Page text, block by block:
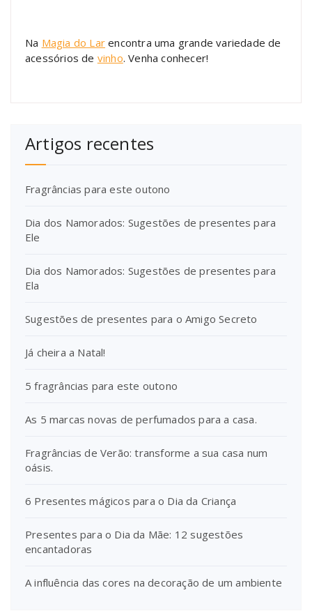
Na Magia do Lar encontra uma grande variedade de
acessórios de vinho. Venha conhecer!
Artigos recentes
Fragrâncias para este outono
Dia dos Namorados: Sugestões de presentes para
Ele
Dia dos Namorados: Sugestões de presentes para
Ela
Sugestões de presentes para o Amigo Secreto
Já cheira a Natal!
5 fragrâncias para este outono
As 5 marcas novas de perfumados para a casa.
Fragrâncias de Verão: transforme a sua casa num
oásis.
6 Presentes mágicos para o Dia da Criança
Presentes para o Dia da Mãe: 12 sugestões
encantadoras
A influência das cores na decoração de um ambiente